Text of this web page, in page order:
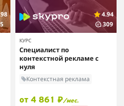
4.94
309
КУРС
Специалист по
контекстной рекламе с
нуля
Контекстная реклама
от 4 861 ₽/мес.